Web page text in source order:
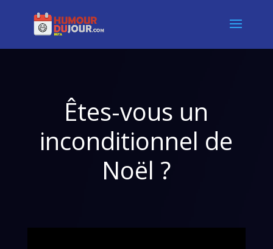
Êtes-vous un
inconditionnel de
Noël ?